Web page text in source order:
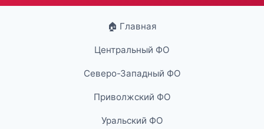
🏠 Главная
Центральный ФО
Северо-Западный ФО
Приволжский ФО
Уральский ФО